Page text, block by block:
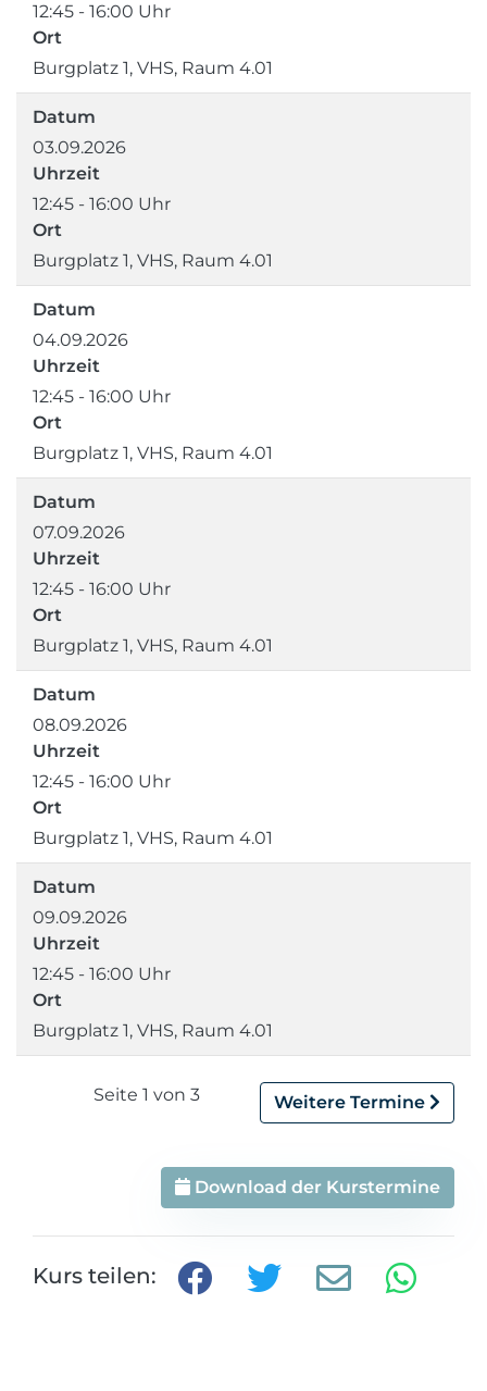
12:45 - 16:00 Uhr
Ort
Burgplatz 1, VHS, Raum 4.01
Datum
03.09.2026
Uhrzeit
12:45 - 16:00 Uhr
Ort
Burgplatz 1, VHS, Raum 4.01
Datum
04.09.2026
Uhrzeit
12:45 - 16:00 Uhr
Ort
Burgplatz 1, VHS, Raum 4.01
Datum
07.09.2026
Uhrzeit
12:45 - 16:00 Uhr
Ort
Burgplatz 1, VHS, Raum 4.01
Datum
08.09.2026
Uhrzeit
12:45 - 16:00 Uhr
Ort
Burgplatz 1, VHS, Raum 4.01
Datum
09.09.2026
Uhrzeit
12:45 - 16:00 Uhr
Ort
Burgplatz 1, VHS, Raum 4.01
Weitere Termine
Seite 1 von 3
Download der Kurstermine
Kurs teilen: